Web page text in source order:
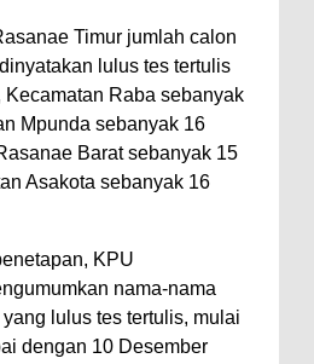
Warga Dena Hadapi Krisis Air
Bolo Bongkar Peredaran
di Tambe, 2 Pria
Diamankan Bersama 23 Poket
dan Ikhtiar Kota Bima
Korban Kekerasan
Timur jumlah calon
lulus tes tertulis
Raba sebanyak
Mpunda sebanyak 16
Barat sebanyak 15
Asakota sebanyak 16
KPU
nama-nama
lulus tes tertulis, mulai
dengan 10 Desember